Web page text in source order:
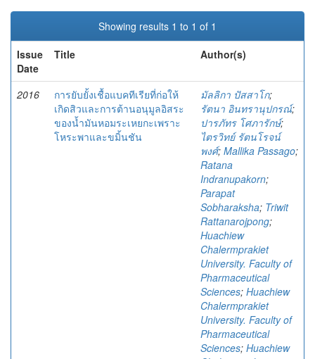
Showing results 1 to 1 of 1
Issue
Date
Title Author(s)
2016
การยับยั้งเชื้อแบคทีเรียที่ก่อให้
เกิดสิวและการต้านอนุมูลอิสระ
ของน้ำมันหอมระเหยกะเพราะ
โหระพาและขมิ้นชัน
มัลลิกา ปัสสาโก;
รัตนา อินทรานุปกรณ์;
ปารภัทร โศภารักษ์;
ไตรวิทย์ รัตนโรจน์
พงศ์; Mallika Passago;
Ratana
Indranupakorn;
Parapat
Sobharaksha; Triwit
Rattanarojpong;
Huachiew
Chalermprakiet
University. Faculty of
Pharmaceutical
Sciences; Huachiew
Chalermprakiet
University. Faculty of
Pharmaceutical
Sciences; Huachiew